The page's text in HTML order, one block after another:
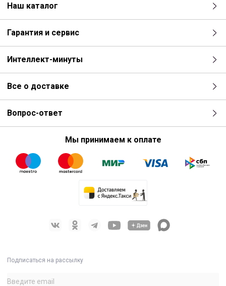
Наш каталог
Гарантия и сервис
Интеллект-минуты
Все о доставке
Вопрос-ответ
Мы принимаем к оплате
Подписаться на рассылку